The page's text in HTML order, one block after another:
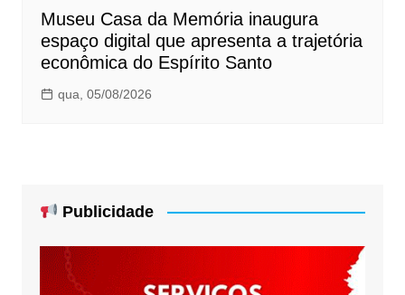
Museu Casa da Memória inaugura
espaço digital que apresenta a trajetória
econômica do Espírito Santo
qua, 05/08/2026
Publicidade